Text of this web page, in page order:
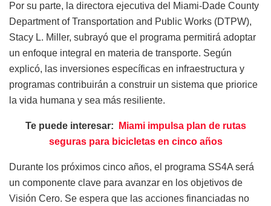
Por su parte, la directora ejecutiva del Miami-Dade County
Department of Transportation and Public Works (DTPW),
Stacy L. Miller, subrayó que el programa permitirá adoptar
un enfoque integral en materia de transporte. Según
explicó, las inversiones específicas en infraestructura y
programas contribuirán a construir un sistema que priorice
la vida humana y sea más resiliente.
Te puede interesar:
Miami impulsa plan de rutas
seguras para bicicletas en cinco años
Durante los próximos cinco años, el programa SS4A será
un componente clave para avanzar en los objetivos de
Visión Cero. Se espera que las acciones financiadas no